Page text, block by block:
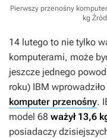
Pierwszy przenośny
kg
14 lutego to nie tylko
komputerami, może
jeszcze jednego
roku) IBM
komputer przenośny.
model 68 ważył 13,6
posiadaczy